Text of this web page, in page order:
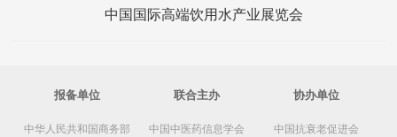
中国国际高端饮用水产业展览会
报备单位
中华人民共和国商务部
联合主办
中国中医药信息学会
协办单位
中国抗衰老促进会